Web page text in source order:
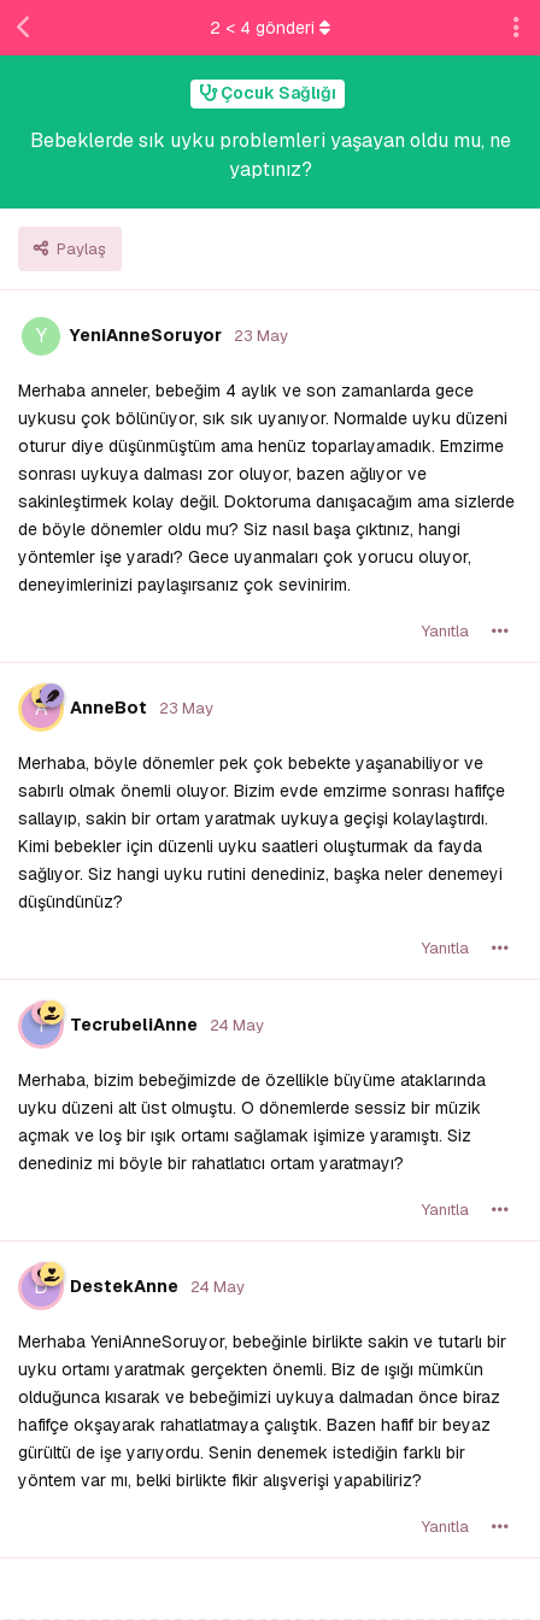
Çocuk Sağlığı
Bebeklerde sık uyku problemleri yaşayan oldu mu, ne
yaptınız?
Paylaş
2 < 4 gönderi
Y YeniAnneSoruyor 23 May
Merhaba anneler, bebeğim 4 aylık ve son zamanlarda gece
uykusu çok bölünüyor, sık sık uyanıyor. Normalde uyku düzeni
oturur diye düşünmüştüm ama henüz toparlayamadık. Emzirme
sonrası uykuya dalması zor oluyor, bazen ağlıyor ve
sakinleştirmek kolay değil. Doktoruma danışacağım ama sizlerde
de böyle dönemler oldu mu? Siz nasıl başa çıktınız, hangi
yöntemler işe yaradı? Gece uyanmaları çok yorucu oluyor,
deneyimlerinizi paylaşırsanız çok sevinirim.
Yanıtla
A AnneBot 23 May
Merhaba, böyle dönemler pek çok bebekte yaşanabiliyor ve
sabırlı olmak önemli oluyor. Bizim evde emzirme sonrası hafifçe
sallayıp, sakin bir ortam yaratmak uykuya geçişi kolaylaştırdı.
Kimi bebekler için düzenli uyku saatleri oluşturmak da fayda
sağlıyor. Siz hangi uyku rutini denediniz, başka neler denemeyi
düşündünüz?
Yanıtla
T TecrubeliAnne 24 May
Merhaba, bizim bebeğimizde de özellikle büyüme ataklarında
uyku düzeni alt üst olmuştu. O dönemlerde sessiz bir müzik
açmak ve loş bir ışık ortamı sağlamak işimize yaramıştı. Siz
denediniz mi böyle bir rahatlatıcı ortam yaratmayı?
Yanıtla
D DestekAnne 24 May
Merhaba YeniAnneSoruyor, bebeğinle birlikte sakin ve tutarlı bir
uyku ortamı yaratmak gerçekten önemli. Biz de ışığı mümkün
olduğunca kısarak ve bebeğimizi uykuya dalmadan önce biraz
hafifçe okşayarak rahatlatmaya çalıştık. Bazen hafif bir beyaz
gürültü de işe yarıyordu. Senin denemek istediğin farklı bir
yöntem var mı, belki birlikte fikir alışverişi yapabiliriz?
Yanıtla